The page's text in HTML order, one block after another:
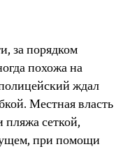
за порядком
похожа на
ждал
Местная власть
пляжа сеткой,
при помощи